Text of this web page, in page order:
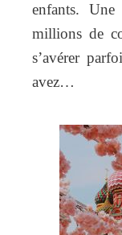
enfants.
millions de
s’avérer
avez…